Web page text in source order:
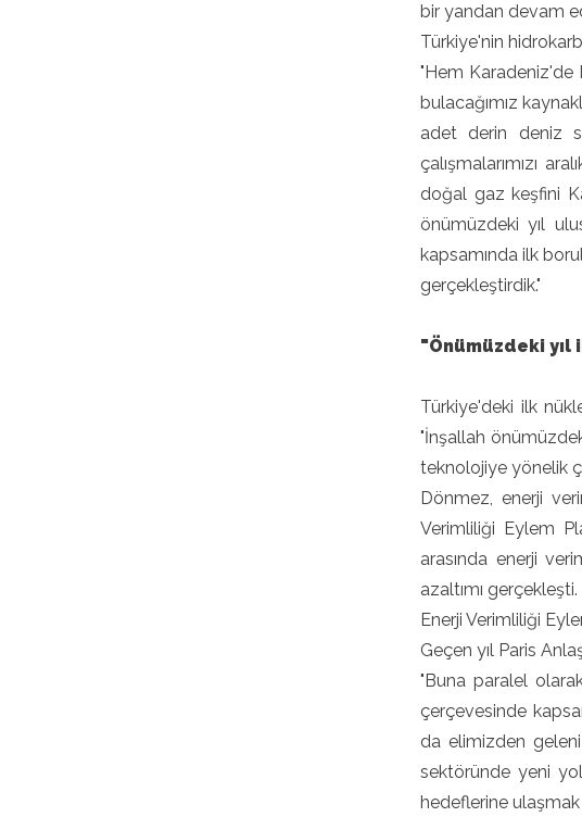
bir yandan devam
Türkiye'nin
"Hem Karadeniz'de
bulacağımız
adet derin deniz
çalışmalarımızı
doğal gaz keşfini
önümüzdeki yıl
kapsamında ilk
gerçekleştirdik."
"Önümüzdeki
Türkiye'deki ilk
"İnşallah
teknolojiye yönelik
Dönmez, enerji
Verimliliği Eylem
arasında enerji
azaltımı
Enerji Verimliliği
Geçen yıl Paris
"Buna paralel
çerçevesinde
da elimizden geleni
sektöründe yeni
hedeflerine